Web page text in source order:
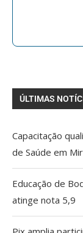
ÚLTIMAS
Capacitação
de Saúde em
Educação de
atinge nota 5,9